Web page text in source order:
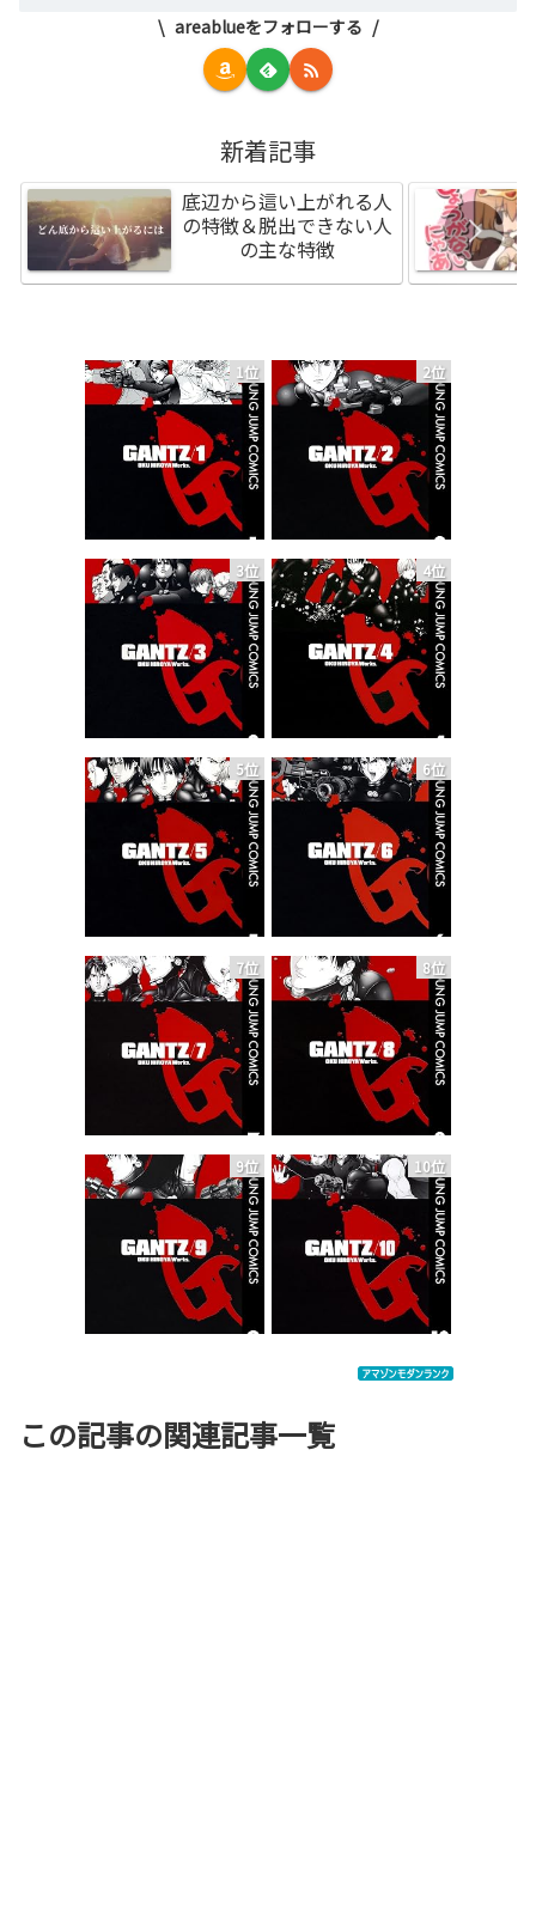
areablueをフォローする
新着記事
底辺から這い上がれる人
の特徴＆脱出できない人
の主な特徴
1位 2位
3位 4位
5位 6位
7位 8位
9位 10位
この記事の関連記事一覧